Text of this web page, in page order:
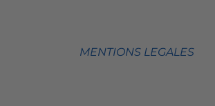
MENTIONS LEGALES